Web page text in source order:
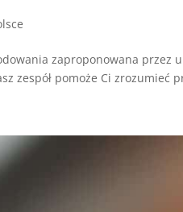
zaproponowana
zespół pomoże Ci zrozumieć